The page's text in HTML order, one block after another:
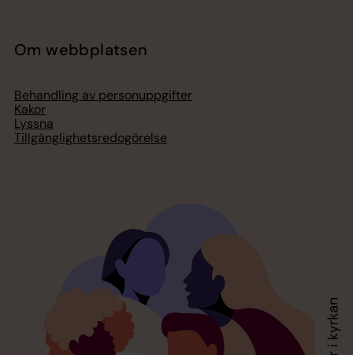
Om webbplatsen
Behandling av personuppgifter
Kakor
Lyssna
Tillgänglighetsredogörelse